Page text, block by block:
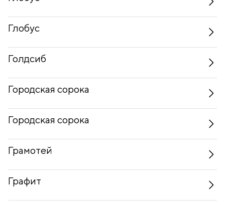
Глобус
Голдсиб
Городская сорока
Городская сорока
Грамотей
Графит